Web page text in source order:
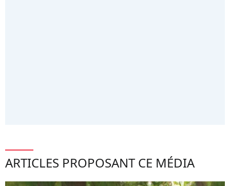
ARTICLES PROPOSANT CE MÉDIA